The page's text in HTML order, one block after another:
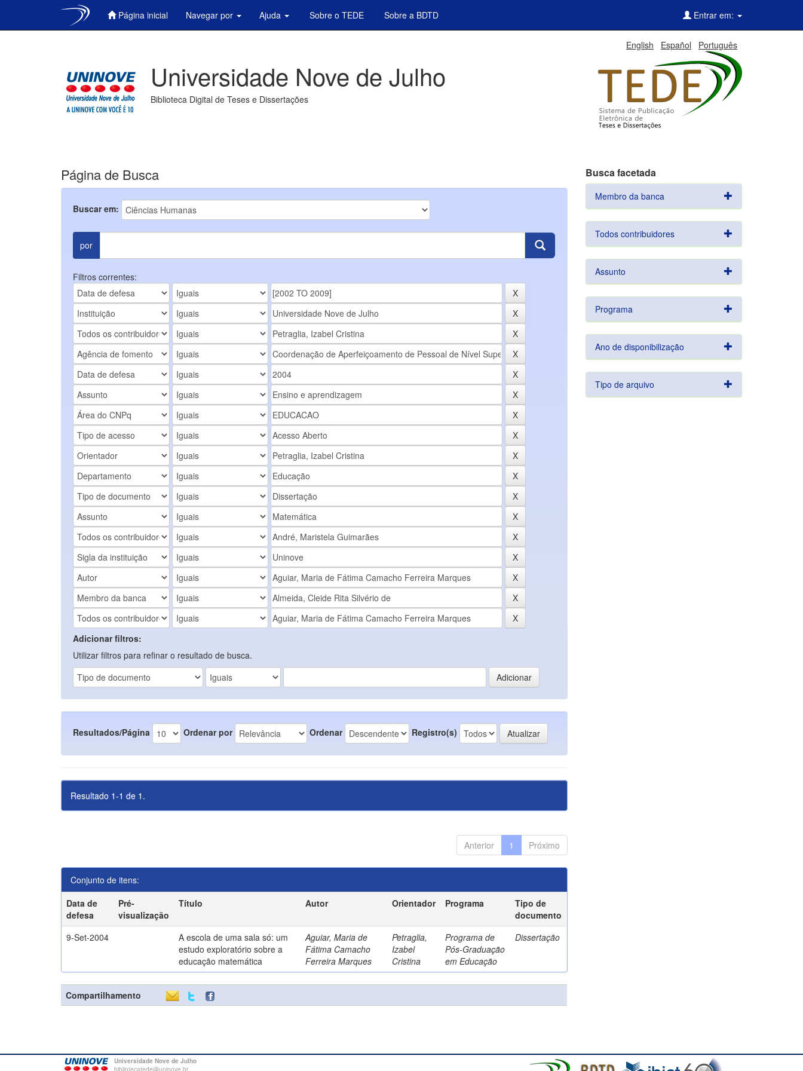
Página inicial Navegar por Ajuda Sobre o TEDE Sobre a BDTD Entrar em:
English Español Português
Universidade Nove de Julho
Biblioteca Digital de Teses e Dissertações
Página de Busca
Buscar em:
por
Filtros correntes:
Adicionar filtros:
Utilizar filtros para refinar o resultado de busca.
Resultados/Página Ordenar por Ordenar Registro(s)
Resultado 1-1 de 1.
Anterior 1 Próximo
Conjunto de itens:
Data de
defesa
Pré-
visualização
Título Autor Orientador Programa
Tipo de
documento
9-Set-2004
A escola de uma sala só: um
estudo exploratório sobre a
educação matemática
Aguiar, Maria de
Fátima Camacho
Ferreira Marques
Petraglia,
Izabel
Cristina
Programa de
Pós-Graduação
em Educação
Dissertação
Compartilhamento
Busca facetada
Membro da banca
Todos contribuidores
Assunto
Programa
Ano de disponibilização
Tipo de arquivo
Universidade Nove de Julho
bibliotecatede@uninove.br